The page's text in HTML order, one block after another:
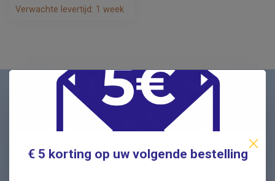
Verwachte levertijd: 1 week
Nieuwsbrief
Schrijf u in voor onze nieuwsbrief en ontvang als eerste
nieuwe aanbiedingen Meld u nu aan ➡️
€ 5 korting op uw volgende bestelling